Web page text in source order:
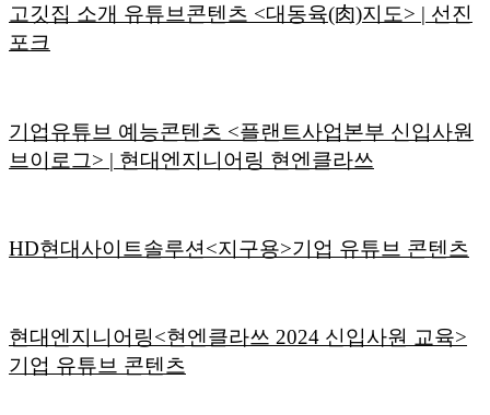
고깃집 소개 유튜브콘텐츠 <대동육(肉)지도> | 선진
포크
기업유튜브 예능콘텐츠 <플랜트사업본부 신입사원
브이로그> | 현대엔지니어링 현엔클라쓰
HD현대사이트솔루션<지구용>기업 유튜브 콘텐츠
현대엔지니어링<현엔클라쓰 2024 신입사원 교육>
기업 유튜브 콘텐츠